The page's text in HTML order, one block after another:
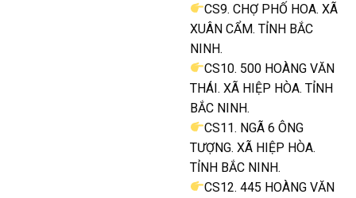
CS9. CHỢ PHỐ HOA. XÃ
XUÂN CẨM. TỈNH BẮC
NINH.
CS10. 500 HOÀNG VĂN
THÁI. XÃ HIỆP HÒA. TỈNH
BẮC NINH.
CS11. NGÃ 6 ÔNG
TƯỢNG. XÃ HIỆP HÒA.
TỈNH BẮC NINH.
CS12. 445 HOÀNG VĂN